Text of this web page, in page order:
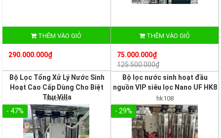
THÊM VÀO GIỎ
290.000.000₫
THÊM VÀO GIỎ
75.000.000₫
125.500.000₫
Bộ Lọc Tổng Xử Lý Nước Sinh
Hoạt Cao Cấp Dùng Cho Biệt
Thự Villa
hk btcc
- 47%
Bộ lọc nước sinh hoạt đầu
nguồn VIP siêu lọc Nano UF HK8
hk108
- 29%